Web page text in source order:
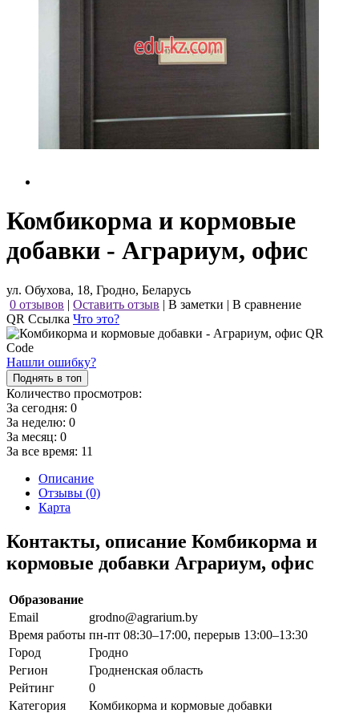
Комбикорма и кормовые
добавки - Аграриум, офис
ул. Обухова, 18, Гродно, Беларусь
0 отзывов | Оставить отзыв | В заметки | В сравнение
QR Ссылка Что это?
Нашли ошибку?
Поднять в топ
Количество просмотров:
За сегодня: 0
За неделю: 0
За месяц: 0
За все время: 11
Описание
Отзывы (0)
Карта
Контакты, описание Комбикорма и
кормовые добавки Аграриум, офис
Образование
Email
grodno@agrarium.by
Время работы пн-пт 08:30–17:00, перерыв 13:00–13:30
Город
Гродно
Регион
Гродненская область
Рейтинг
0
Категория
Комбикорма и кормовые добавки